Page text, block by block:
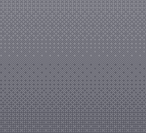
바로 검색하기